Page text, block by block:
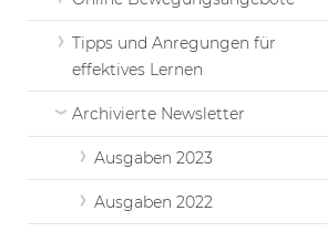
Tipps und Anregungen für
effektives Lernen
Archivierte Newsletter
Ausgaben 2023
Ausgaben 2022